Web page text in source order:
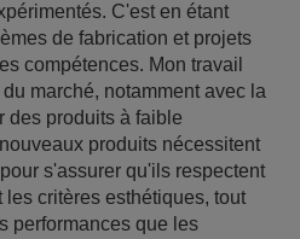
C'est en étant
de fabrication et projets
compétences. Mon travail
marché, notamment avec la
des produits à faible
produits nécessitent
s'assurer qu'ils respectent
les critères esthétiques, tout
performances que les